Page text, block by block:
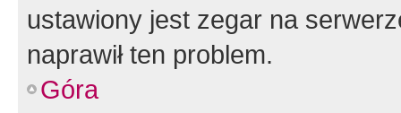
ustawiony jest zegar na
naprawił ten problem.
Góra